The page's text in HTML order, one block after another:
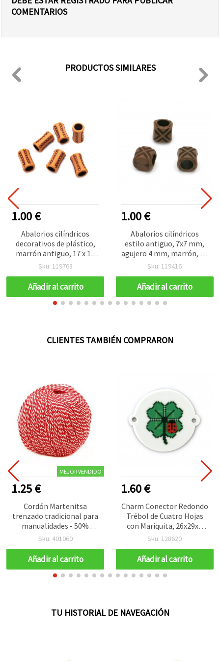
COMENTARIOS
PRODUCTOS SIMILARES
1.00 €
Abalorios cilíndricos
decorativos de plástico,
marrón antiguo, 17 x 10
mm, agujero 6 mm
(~75 uds), para bisutería,
macramé y decoraciones
étnicas/boho
Sku: 119763
Añadir al carrito
1.00 €
Abalorios cilíndricos
estilo antiguo, 7x7 mm,
agujero 4 mm, marrón, 50
g (~157 uds), para
Sku: 119416
Añadir al carrito
CLIENTES TAMBIÉN COMPRARON
MEJOR VENDIDO
1.25 €
Cordón Martenitsa
trenzado tradicional para
manualidades - 50%
acrílico, 50% poliéster -
Sku: 401060
Añadir al carrito
1.60 €
Charm Conector Redondo
Trébol de Cuatro Hojas
con Mariquita, 26x29x2
mm, Orificio: 2 mm – 10
Sku: 128620
Añadir al carrito
TU HISTORIAL DE NAVEGACIÓN